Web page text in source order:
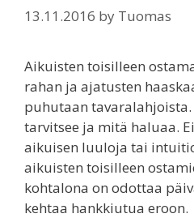
13.11.2016 by Tuomas
Aikuisten toisilleen
rahan ja ajatusten
puhutaan
tarvitsee ja mitä haluaa.
aikuisen luuloja tai
aikuisten toisilleen
kohtalona on odottaa
kehtaa hankkiutua eroon.